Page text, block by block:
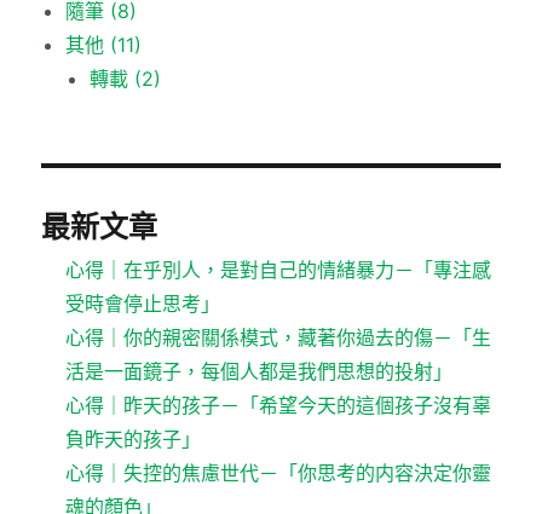
隨筆 (8)
其他 (11)
轉載 (2)
最新文章
心得｜在乎別人，是對自己的情緒暴力－「專注感
受時會停止思考」
心得｜你的親密關係模式，藏著你過去的傷－「生
活是一面鏡子，每個人都是我們思想的投射」
心得｜昨天的孩子－「希望今天的這個孩子沒有辜
負昨天的孩子」
心得｜失控的焦慮世代－「你思考的内容決定你靈
魂的顏色」